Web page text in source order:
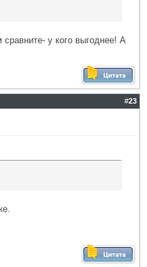
у кого выгоднее! А
#23